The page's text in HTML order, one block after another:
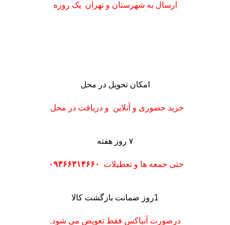
ارسال به شهرستان و تهران یک روزه
امکان تحویل در محل
خرید حضوری و آنلاین و دریافت در محل
۷ روز هفته
حتی جمعه ها و تعطیلات ۰۹۳۶۶۳۱۴۶۶۰
1روز ضمانت بازگشت کالا
درصورت آنباکس فقط تعویض می شود.